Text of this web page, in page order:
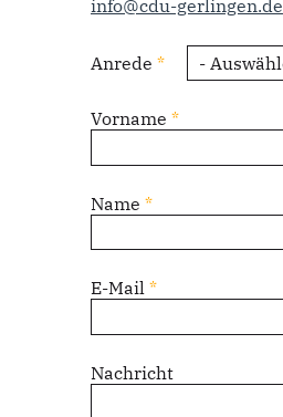
info@cdu-gerlingen.de
Anrede *
Vorname *
Name *
E-Mail *
Nachricht